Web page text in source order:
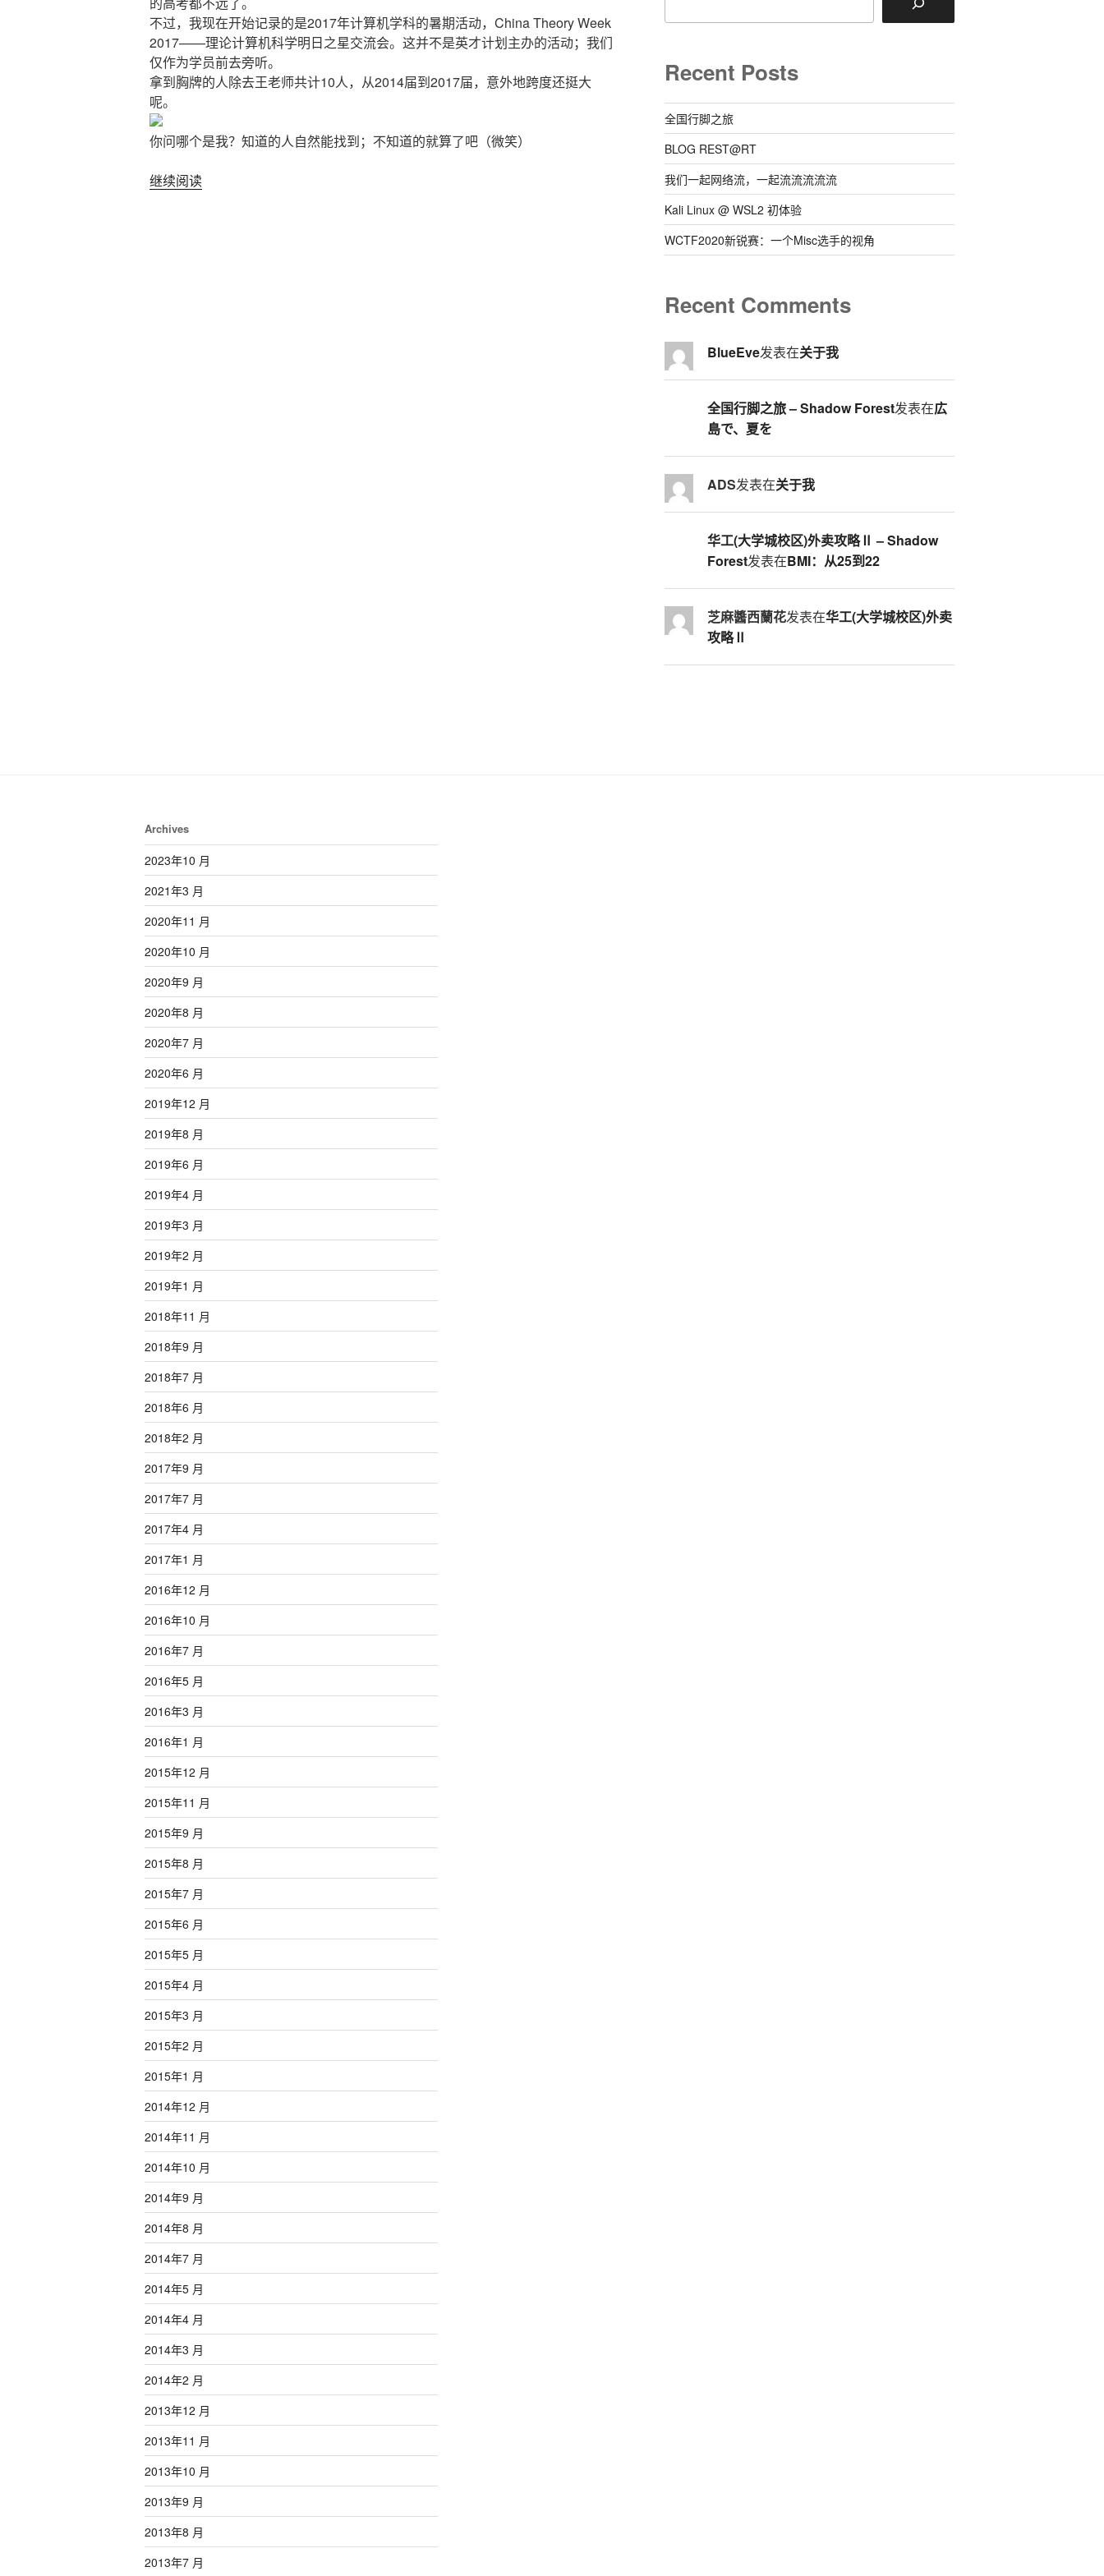
不过，我现在开始记录的是2017年计算机学科的暑期活动，China Theory Week
2017——理论计算机科学明日之星交流会。这并不是英才计划主办的活动；我们
仅作为学员前去旁听。
拿到胸牌的人除去王老师共计10人，从2014届到2017届，意外地跨度还挺大
呢。
你问哪个是我？知道的人自然能找到；不知道的就算了吧（微笑）
继续阅读“China
Recent Posts
全国行脚之旅
BLOG REST@RT
我们一起网络流，一起流流流流流
Kali Linux @ WSL2 初体验
WCTF2020新锐赛：一个Misc选手的视角
Recent Comments
BlueEve发表在关于我
全国行脚之旅 – Shadow Forest发表在広
島で、夏を
ADS发表在关于我
华工(大学城校区)外卖攻略Ⅱ – Shadow
Forest发表在BMI：从25到22
芝麻醬西蘭花发表在华工(大学城校区)外卖
攻略Ⅱ
Archives
2023年10 月
2021年3 月
2020年11 月
2020年10 月
2020年9 月
2020年8 月
2020年7 月
2020年6 月
2019年12 月
2019年8 月
2019年6 月
2019年4 月
2019年3 月
2019年2 月
2019年1 月
2018年11 月
2018年9 月
2018年7 月
2018年6 月
2018年2 月
2017年9 月
2017年7 月
2017年4 月
2017年1 月
2016年12 月
2016年10 月
2016年7 月
2016年5 月
2016年3 月
2016年1 月
2015年12 月
2015年11 月
2015年9 月
2015年8 月
2015年7 月
2015年6 月
2015年5 月
2015年4 月
2015年3 月
2015年2 月
2015年1 月
2014年12 月
2014年11 月
2014年10 月
2014年9 月
2014年8 月
2014年7 月
2014年5 月
2014年4 月
2014年3 月
2014年2 月
2013年12 月
2013年11 月
2013年10 月
2013年9 月
2013年8 月
2013年7 月